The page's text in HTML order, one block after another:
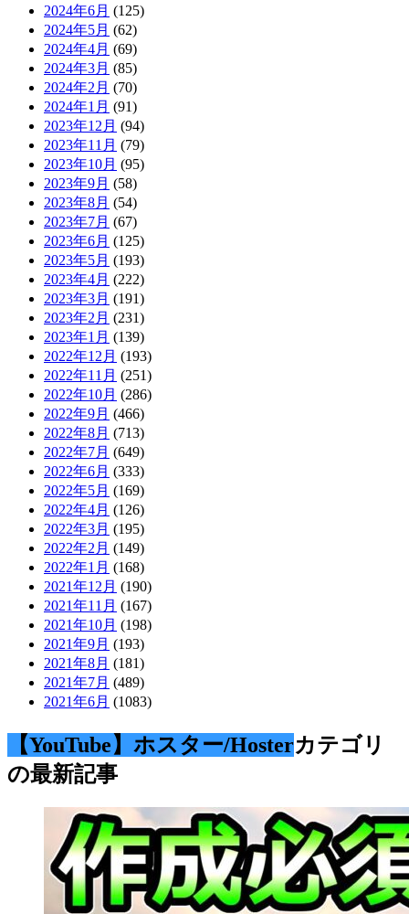
2024年6月 (125)
2024年5月 (62)
2024年4月 (69)
2024年3月 (85)
2024年2月 (70)
2024年1月 (91)
2023年12月 (94)
2023年11月 (79)
2023年10月 (95)
2023年9月 (58)
2023年8月 (54)
2023年7月 (67)
2023年6月 (125)
2023年5月 (193)
2023年4月 (222)
2023年3月 (191)
2023年2月 (231)
2023年1月 (139)
2022年12月 (193)
2022年11月 (251)
2022年10月 (286)
2022年9月 (466)
2022年8月 (713)
2022年7月 (649)
2022年6月 (333)
2022年5月 (169)
2022年4月 (126)
2022年3月 (195)
2022年2月 (149)
2022年1月 (168)
2021年12月 (190)
2021年11月 (167)
2021年10月 (198)
2021年9月 (193)
2021年8月 (181)
2021年7月 (489)
2021年6月 (1083)
【YouTube】ホスター/Hosterカテゴリ
の最新記事